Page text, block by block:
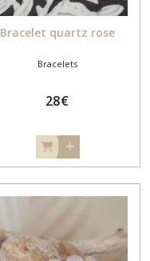
Bracelet quartz rose
Bracelets
28€